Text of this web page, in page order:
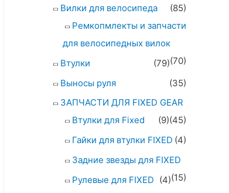
Вилки для велосипеда
(85)
Ремкопмлекты и запчасти
для велосипедных вилок
(70)
Втулки
(79)
Выносы руля
(35)
ЗАПЧАСТИ ДЛЯ FIXED GEAR
(45)
Втулки для Fixed
(9)
Гайки для втулки FIXED (4)
Задние звезды для FIXED
(15)
Рулевые для FIXED (4)